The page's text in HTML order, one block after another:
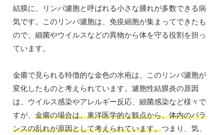
結膜に、リンパ濾胞と呼ばれる小さな腫れが多数できる病
気です。このリンパ濾胞は、免疫細胞が集まってできたも
ので、細菌やウイルスなどの異物から体を守る役割を担っ
ています。
金瘍で見られる特徴的な金色の水疱は、このリンパ濾胞が
変化したものと考えられています。濾胞性結膜炎の原因
は、ウイルス感染やアレルギー反応、細菌感染など様々で
すが、 金瘍の場合は、東洋医学的な観点から、体内のバラ
ンスの乱れが原因として考えられています。つまり、気、